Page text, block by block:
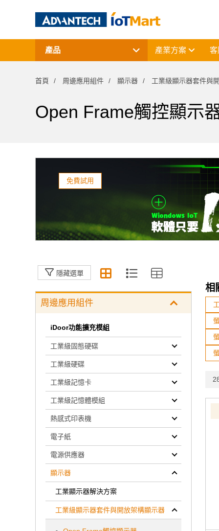
產品 產業方案
電腦平台
授權軟體與研華課程
首頁 周邊應用組件 顯示器 工業級顯示器套件與
Open Frame觸控顯示
免費試用
隱藏選單
周邊應用組件
iDoor功能擴充模組
工業級固態硬碟
工業級硬碟
工業級記憶卡
工業級記憶體模組
熱感式印表機
電子紙
電源供應器
顯示器
工業顯示器解決方案
工業級顯示器套件與開放架構顯示器
相